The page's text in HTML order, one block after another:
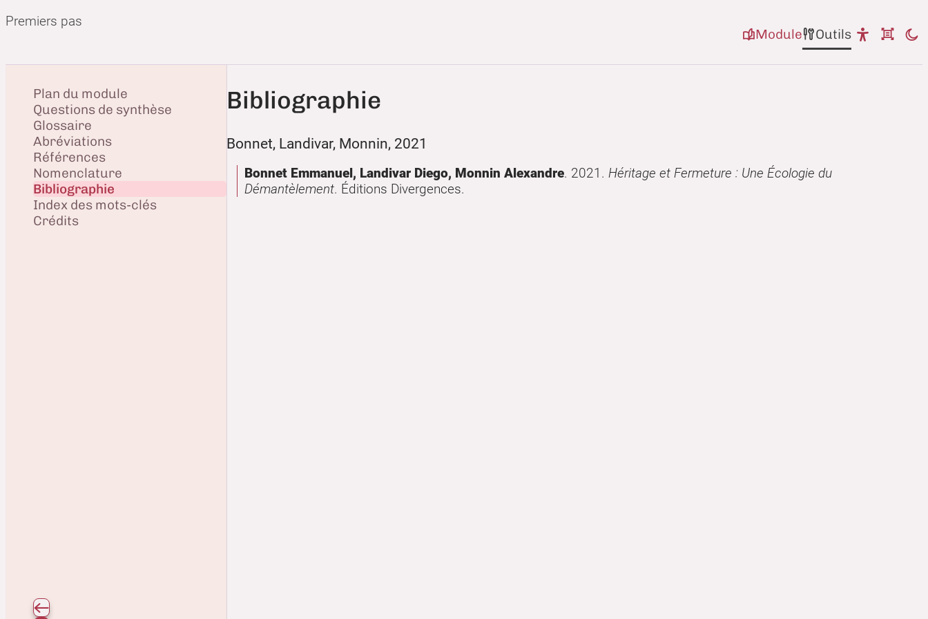
Premiers pas
Module
Outils
Bibliographie
Bonnet, Landivar, Monnin, 2021
Bonnet Emmanuel, Landivar Diego, Monnin Alexandre. 2021 . Héritage et Fermeture : Une Écologie du
Démantèlement. Éditions Divergences.
Plan du module
Questions de synthèse
Glossaire
Abréviations
Références
Nomenclature
Bibliographie
Index des mots-clés
Crédits